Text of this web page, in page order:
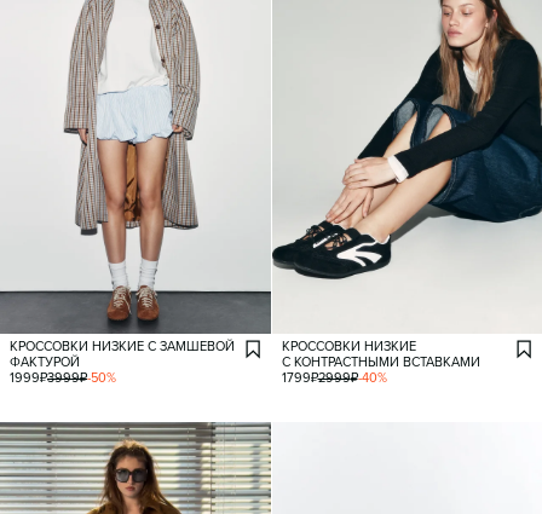
КРОССОВКИ НИЗКИЕ С ЗАМШЕВОЙ
ФАКТУРОЙ
1999₽3999₽-50%
КРОССОВКИ НИЗКИЕ
С КОНТРАСТНЫМИ ВСТАВКАМИ
1799₽2999₽-40%